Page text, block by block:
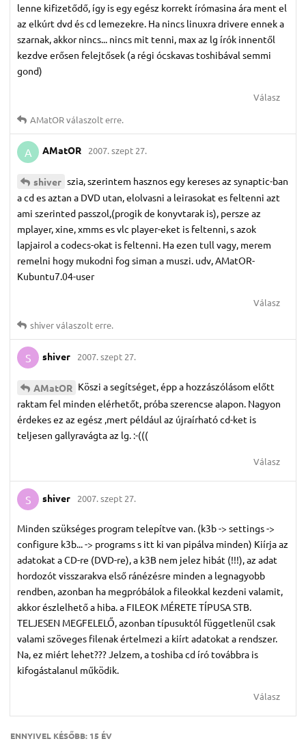
lenne kifizetődő, így is egy egész korrekt írómasina ára ment el
az elkúrt dvd és cd lemezekre. Ha nincs linuxra drivere ennek a
szarnak, akkor nincs... nincs mit tenni, max az lg írók innentől
kezdve erősen felejtősek (a régi ócskavas toshibával semmi
gond)
Válasz
AMatORválaszolt erre.
A AMatOR 2007. szept 27.
shiver szia, szerintem hasznos egy kereses az synaptic-ban
a cd es aztan a DVD utan, elolvasni a leirasokat es feltenni azt
ami szerinted passzol,(progik de konyvtarak is), persze az
mplayer, xine, xmms es vlc player-eket is feltenni, s azok
lapjairol a codecs-okat is feltenni. Ha ezen tull vagy, merem
remelni hogy mukodni fog siman a muszi. udv, AMatOR-
Kubuntu7.04-user
Válasz
shiverválaszolt erre.
S shiver 2007. szept 27.
AMatOR Köszi a segítséget, épp a hozzászólásom előtt
raktam fel minden elérhetőt, próba szerencse alapon. Nagyon
érdekes ez az egész ,mert például az újraírható cd-ket is
teljesen gallyravágta az lg. :-(((
Válasz
S shiver 2007. szept 27.
Minden szükséges program telepítve van. (k3b -> settings ->
configure k3b... -> programs s itt ki van pipálva minden) Kiírja az
adatokat a CD-re (DVD-re), a k3B nem jelez hibát (!!!), az adat
hordozót visszarakva első ránézésre minden a legnagyobb
rendben, azonban ha megpróbálok a fileokkal kezdeni valamit,
akkor észlelhető a hiba. a FILEOK MÉRETE TÍPUSA STB.
TELJESEN MEGFELELŐ, azonban típusuktól függetlenül csak
valami szöveges filenak értelmezi a kiírt adatokat a rendszer.
Na, ez miért lehet??? Jelzem, a toshiba cd író továbbra is
kifogástalanul működik.
Válasz
ENNYIVEL KÉSŐBB: 15 ÉV